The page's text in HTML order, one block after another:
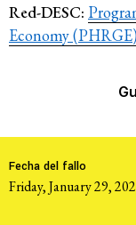
Red-DESC:
Economy
Fecha del fallo
Friday, January 29,